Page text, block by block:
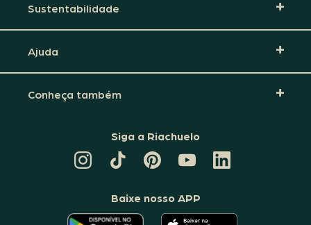
Sustentabilidade
Ajuda
Conheça também
Siga a Riachuelo
TIKTOK
DA
PINTEREST
DA
CANAL
DA
RIACHUELO
LINKEDIN
DA
Baixe nosso APP
O O